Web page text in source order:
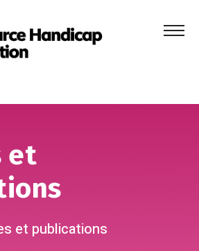
Menu
et
et publications